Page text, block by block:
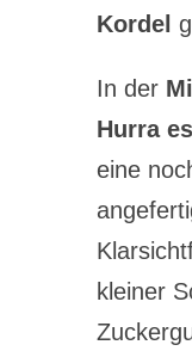
Kordel
In der
Hurra
eine
kleiner